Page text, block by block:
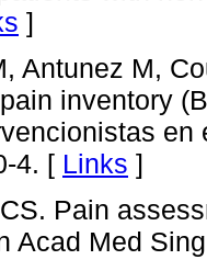
]
Antunez M,
inventory
en
4. [ Links ]
Pain
Acad Med